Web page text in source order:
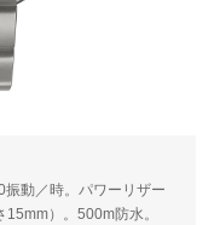
動／時。パワーリザー
）。500m防水。